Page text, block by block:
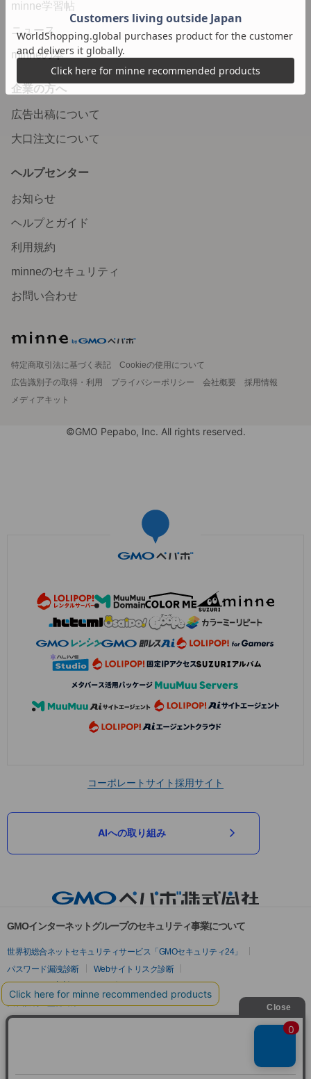
minne学習帖
ニュース
minneの本
企業の方へ
広告出稿について
大口注文について
ヘルプセンター
お知らせ
ヘルプとガイド
利用規約
minneのセキュリティ
お問い合わせ
特定商取引法に基づく表記
Cookieの使用について
広告識別子の取得・利用
プライバシーポリシー 会社概要
採用情報
メディアキット
©GMO Pepabo, Inc. All rights reserved.
コーポレートサイト採用サイト
AIへの取り組み
GMOインターネットグループのセキュリティ事業について
世界初総合ネットセキュリティサービス「GMOセキュリティ24」
パスワード漏洩診断
Webサイトリスク診断
セキュリティ相談AIチャットボット
実在証明・盗聴対策
サイバー攻撃対策（GMOサイバーセキュリティ byイエラエ）